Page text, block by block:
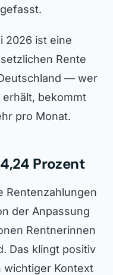
2026 ist eine
Rente
— wer
erhält, bekommt
pro Monat.
Prozent
Rentenzahlungen
der Anpassung
Rentnerinnen
Das klingt positiv
Kontext